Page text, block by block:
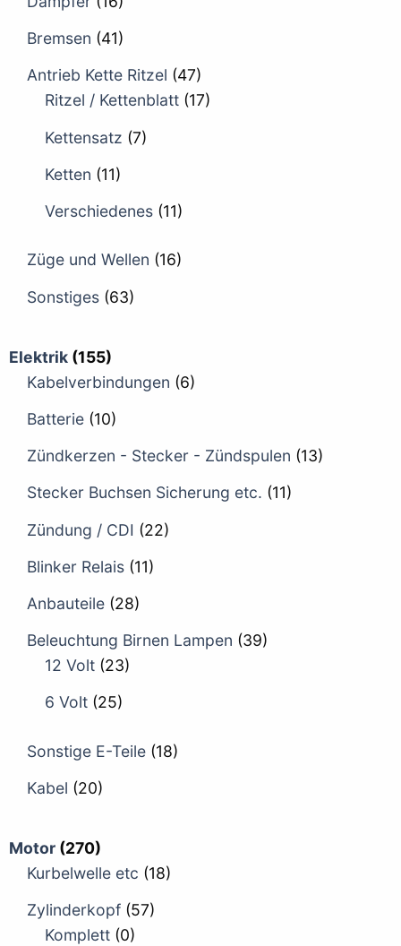
Bremsen (41)
Antrieb Kette Ritzel (47)
Ritzel / Kettenblatt (17)
Kettensatz (7)
Ketten (11)
Verschiedenes (11)
Züge und Wellen (16)
Sonstiges (63)
Elektrik (155)
Kabelverbindungen (6)
Batterie (10)
Zündkerzen - Stecker - Zündspulen (13)
Stecker Buchsen Sicherung etc. (11)
Zündung / CDI (22)
Blinker Relais (11)
Anbauteile (28)
Beleuchtung Birnen Lampen (39)
12 Volt (23)
6 Volt (25)
Sonstige E-Teile (18)
Kabel (20)
Motor (270)
Kurbelwelle etc (18)
Zylinderkopf (57)
Komplett (0)